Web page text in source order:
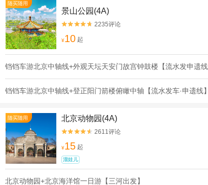
随买随用
景山公园(4A)

 2235评论
¥10 起
铛铛车游北京中轴线+外观天坛天安门故宫钟鼓楼【流水发申遗
铛铛车游北京中轴线+登正阳门箭楼俯瞰中轴【流水发车·申遗
随买随用 北京动物园(4A)

 2611评论
¥15 起
溜娃儿
北京动物园+北京海洋馆一日游【三河出发】